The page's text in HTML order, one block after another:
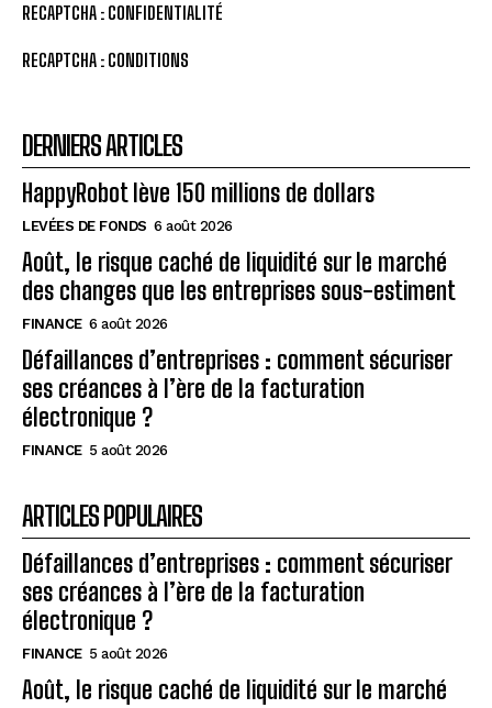
RECAPTCHA : CONFIDENTIALITÉ
RECAPTCHA : CONDITIONS
DERNIERS ARTICLES
HappyRobot lève 150 millions de dollars
LEVÉES DE FONDS 6 août 2026
Août, le risque caché de liquidité sur le marché
des changes que les entreprises sous-estiment
FINANCE 6 août 2026
Défaillances d’entreprises : comment sécuriser
ses créances à l’ère de la facturation
électronique ?
FINANCE 5 août 2026
ARTICLES POPULAIRES
Défaillances d’entreprises : comment sécuriser
ses créances à l’ère de la facturation
électronique ?
FINANCE 5 août 2026
Août, le risque caché de liquidité sur le marché